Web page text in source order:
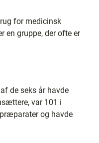
for medicinsk
en gruppe, der ofte er
de seks år havde
var 101 i
og havde